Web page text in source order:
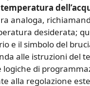
temperatura
analoga,
desiderata;
e il simbolo del
alle istruzioni del
di
alla regolazione